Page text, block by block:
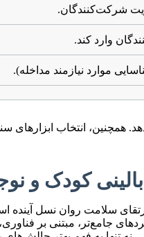
شرکت‌کنندگان.
وارد کند.
موارد نیازمند مداخله).
دهد. همچنین، انتخاب
سلامت روان نسل آینده
جامع‌تر، مبتنی بر